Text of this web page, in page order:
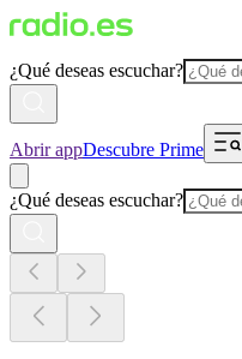
¿Qué deseas escuchar?
Abrir appDescubre Prime
¿Qué deseas escuchar?